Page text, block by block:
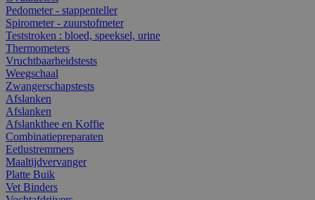
Pedometer - stappenteller
Spirometer - zuurstofmeter
Teststroken : bloed, speeksel, urine
Thermometers
Vruchtbaarheidstests
Weegschaal
Zwangerschapstests
Afslanken
Afslanken
Afslankthee en Koffie
Combinatiepreparaten
Eetlustremmers
Maaltijdvervanger
Platte Buik
Vet Binders